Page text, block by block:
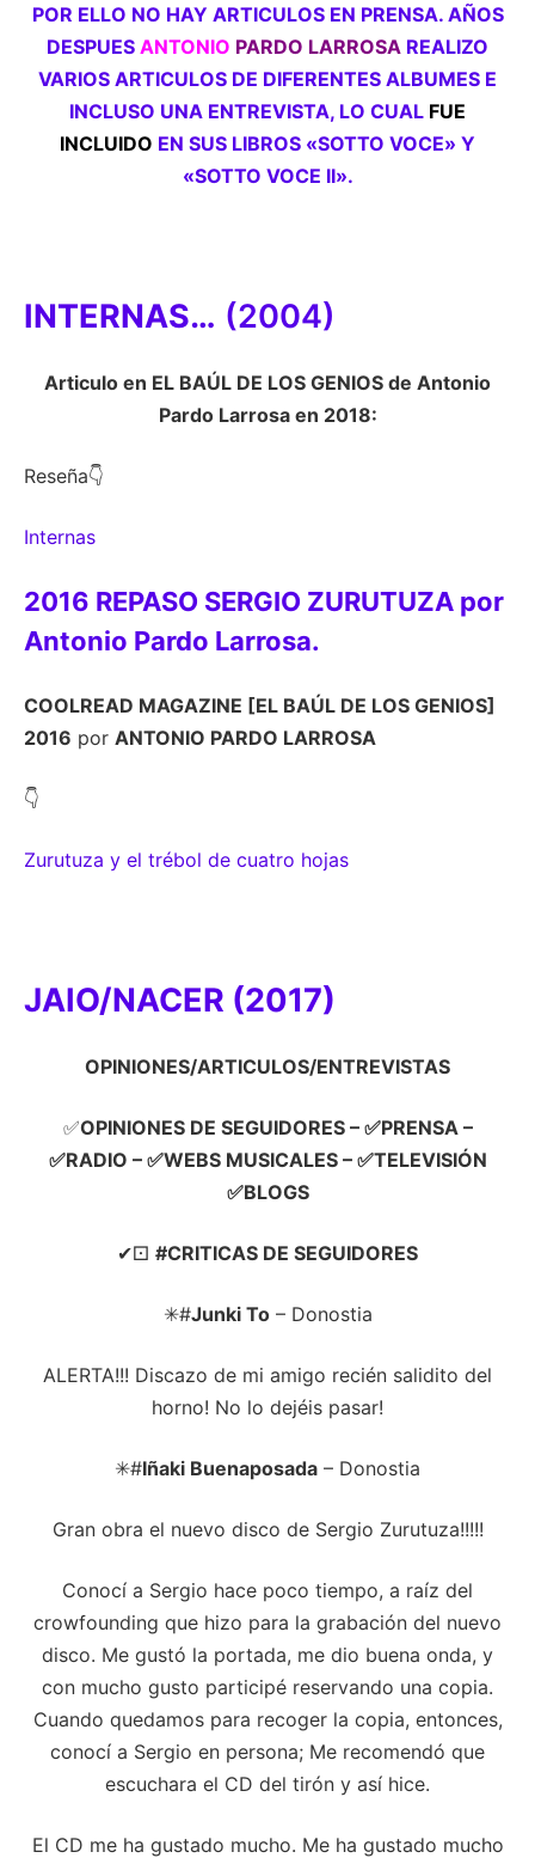
POR ELLO NO HAY ARTICULOS EN PRENSA. AÑOS
DESPUES ANTONIO PARDO LARROSA REALIZO
VARIOS ARTICULOS DE DIFERENTES ALBUMES E
INCLUSO UNA ENTREVISTA, LO CUAL FUE
INCLUIDO EN SUS LIBROS «SOTTO VOCE» Y
«SOTTO VOCE II».
INTERNAS… (2004)
Articulo en EL BAÚL DE LOS GENIOS de Antonio
Pardo Larrosa en 2018:
Reseña👇
Internas
2016 REPASO SERGIO ZURUTUZA por
Antonio Pardo Larrosa.
COOLREAD MAGAZINE [EL BAÚL DE LOS GENIOS]
2016 por ANTONIO PARDO LARROSA
👇
Zurutuza y el trébol de cuatro hojas
JAIO/NACER (2017)
OPINIONES/ARTICULOS/ENTREVISTAS
✅OPINIONES DE SEGUIDORES– ✅PRENSA –
✅RADIO – ✅WEBS MUSICALES – ✅TELEVISIÓN
✅BLOGS
✔⚀ #CRITICAS DE SEGUIDORES
✳#Junki To– Donostia
ALERTA!!! Discazo de mi amigo recién salidito del
horno! No lo dejéis pasar!
✳#Iñaki Buenaposada – Donostia
Gran obra el nuevo disco de Sergio Zurutuza!!!!!
Conocí a Sergio hace poco tiempo, a raíz del
crowfounding que hizo para la grabación del nuevo
disco. Me gustó la portada, me dio buena onda, y
con mucho gusto participé reservando una copia.
Cuando quedamos para recoger la copia, entonces,
conocí a Sergio en persona; Me recomendó que
escuchara el CD del tirón y así hice.
El CD me ha gustado mucho. Me ha gustado mucho